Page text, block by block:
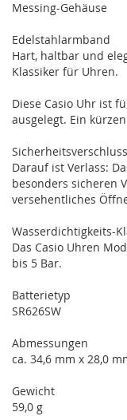
Messing-Gehäuse
Edelstahlarmband
Hart, haltbar und
Klassiker für Uhren.
Diese Casio Uhr ist
ausgelegt. Ein
Sicherheitsverschluss
Darauf ist Verlass:
besonders sicheren
versehentliches
Wasserdichtigkeits-
Das Casio Uhren
bis 5 Bar.
Batterietyp
SR626SW
Abmessungen
ca. 34,6 mm x 28,0
Gewicht
59,0 g